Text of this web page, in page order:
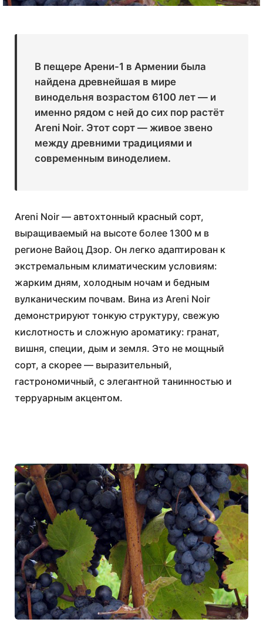
В пещере Арени-1 в Армении была
найдена древнейшая в мире
винодельня возрастом 6100 лет — и
именно рядом с ней до сих пор растёт
Areni Noir. Этот сорт — живое звено
между древними традициями и
современным виноделием.
Areni Noir — автохтонный красный сорт,
выращиваемый на высоте более 1300 м в
регионе Вайоц Дзор. Он легко адаптирован к
экстремальным климатическим условиям:
жарким дням, холодным ночам и бедным
вулканическим почвам. Вина из Areni Noir
демонстрируют тонкую структуру, свежую
кислотность и сложную ароматику: гранат,
вишня, специи, дым и земля. Это не мощный
сорт, а скорее — выразительный,
гастрономичный, с элегантной танинностью и
терруарным акцентом.